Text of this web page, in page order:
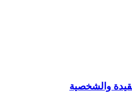
على طريق الله، ط دار الاعتصام
والشخصية